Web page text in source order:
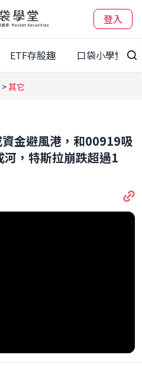
登入
ETF存股趣 口袋小學堂
其它
資金避風港，和00919吸
，特斯拉崩跌超過1